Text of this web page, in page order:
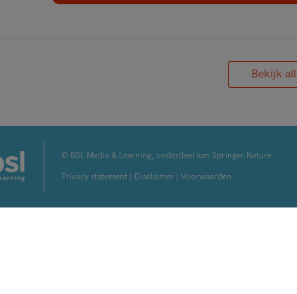
Bekijk
© BSL Media & Learning, onderdeel van Springer Nature
Privacy statement | Disclaimer | Voorwaarden